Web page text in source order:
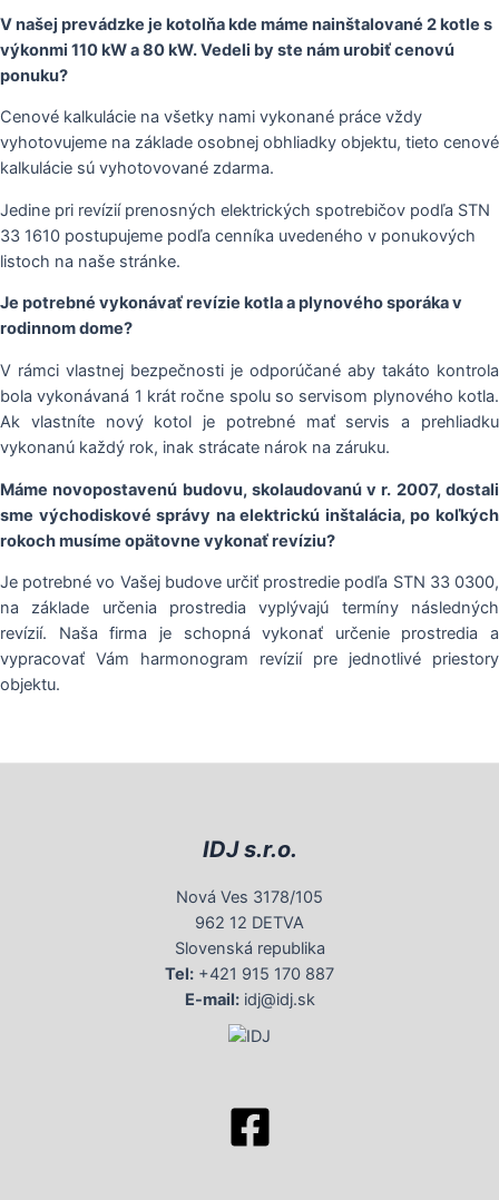
V našej prevádzke je kotolňa kde máme nainštalované 2 kotle s
výkonmi 110 kW a 80 kW. Vedeli by ste nám urobiť cenovú
ponuku?
Cenové kalkulácie na všetky nami vykonané práce vždy
vyhotovujeme na základe osobnej obhliadky objektu, tieto cenové
kalkulácie sú vyhotovované zdarma.
Jedine pri revízií prenosných elektrických spotrebičov podľa STN
33 1610 postupujeme podľa cenníka uvedeného v ponukových
listoch na naše stránke.
Je potrebné vykonávať revízie kotla a plynového sporáka v
rodinnom dome?
V rámci vlastnej bezpečnosti je odporúčané aby takáto kontrola
bola vykonávaná 1 krát ročne spolu so servisom plynového kotla.
Ak vlastníte nový kotol je potrebné mať servis a prehliadku
vykonanú každý rok, inak strácate nárok na záruku.
Máme novopostavenú budovu, skolaudovanú v r. 2007, dostali
sme východiskové správy na elektrickú inštalácia, po koľkých
rokoch musíme opätovne vykonať revíziu?
Je potrebné vo Vašej budove určiť prostredie podľa STN 33 0300,
na základe určenia prostredia vyplývajú termíny následných
revízií. Naša firma je schopná vykonať určenie prostredia a
vypracovať Vám harmonogram revízií pre jednotlivé priestory
objektu.
IDJ s.r.o.
Nová Ves 3178/105
962 12 DETVA
Slovenská republika
Tel: +421 915 170 887
E-mail:idj@idj.sk